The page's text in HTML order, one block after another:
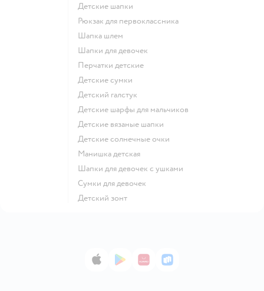
Детские шапки
Рюкзак для первоклассника
Шапка шлем
Шапки для девочек
Перчатки детские
Детские сумки
Детский галстук
Детские шарфы для мальчиков
Детские вязаные шапки
Детские солнечные очки
Манишка детская
Шапки для девочек с ушками
Сумки для девочек
Детский зонт
App StoreGoogle Play
AppGallery
RuStore